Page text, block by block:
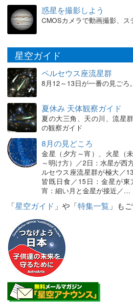
惑星を撮影しよう
CMOSカメラで動画撮影、
星空ガイド
ペルセウス座流星群
8月12～13日が一番の見ごろ
夏休み 天体観察ガイド
夏の大三角、天の川、流星
の観察ガイド
8月の見どころ
金星（夕方～宵）、火星（
～明け方）／2日：水星が西
ルセウス座流星群が極大／
皆既日食／15日：金星が
宵：細い月と金星が接近／…
「星空ガイド 」や「特集一覧 」も